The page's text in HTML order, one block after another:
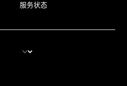
服务状态